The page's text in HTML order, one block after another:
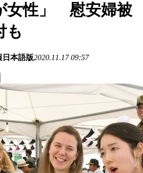
女性」 慰安婦被
も
本語版2020.11.17 09:57